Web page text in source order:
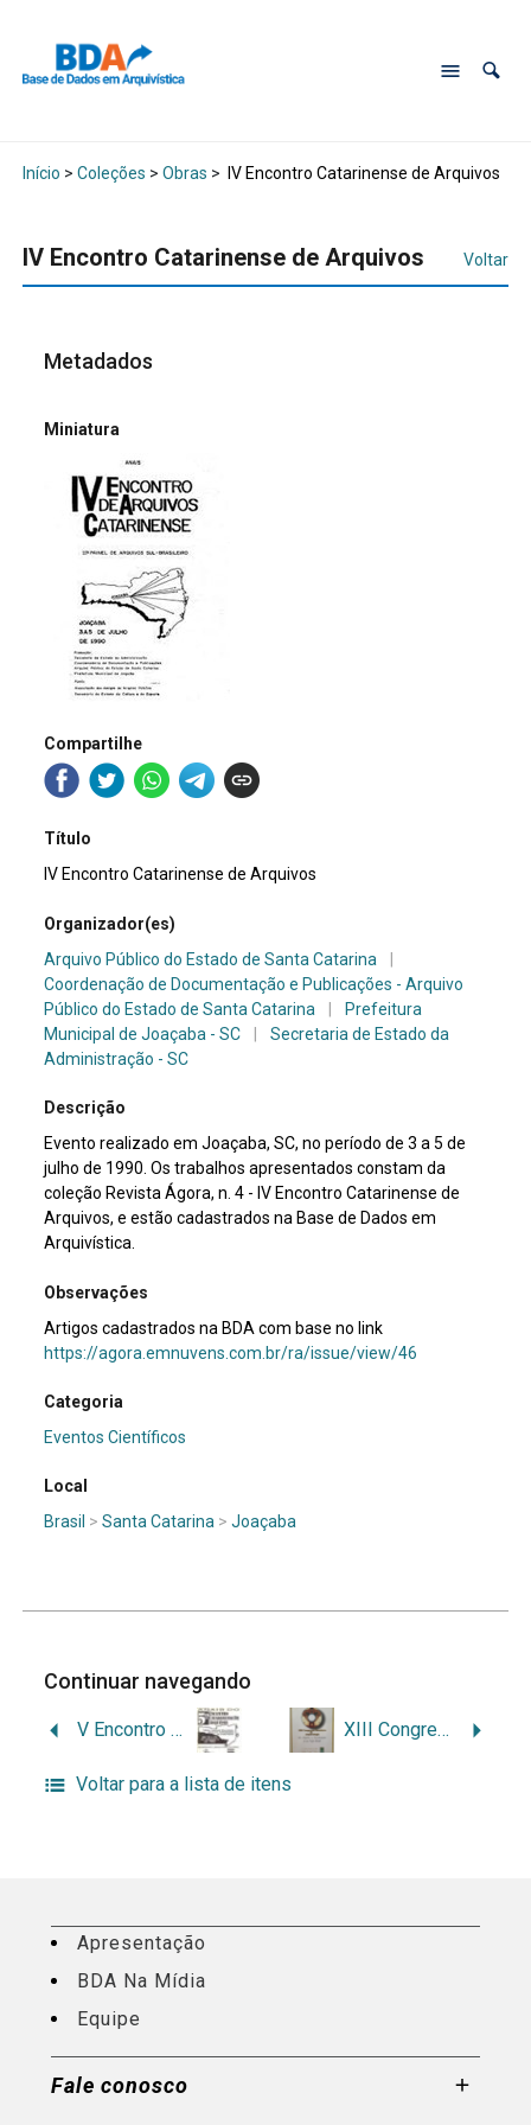
Início > Coleções > Obras > IV Encontro Catarinense de Arquivos
IV Encontro Catarinense de Arquivos Voltar
Metadados
Miniatura
Compartilhe
Título
IV Encontro Catarinense de Arquivos
Organizador(es)
Arquivo Público do Estado de Santa Catarina
Coordenação de Documentação e Publicações - Arquivo
Público do Estado de Santa Catarina
Prefeitura
Municipal de Joaçaba - SC
Secretaria de Estado da
Administração - SC
Descrição
Evento realizado em Joaçaba, SC, no período de 3 a 5 de
julho de 1990. Os trabalhos apresentados constam da
coleção Revista Ágora, n. 4 - IV Encontro Catarinense de
Arquivos, e estão cadastrados na Base de Dados em
Arquivística.
Observações
Artigos cadastrados na BDA com base no link
https://agora.emnuvens.com.br/ra/issue/view/46
Categoria
Eventos Científicos
Local
Brasil >Santa Catarina >Joaçaba
Continuar navegando
V Encontro Catarinense de Arquivos XIII Congresso Brasileiro de Arquivologia
Voltar para a lista de itens
Apresentação
BDA Na Mídia
Equipe
Fale conosco